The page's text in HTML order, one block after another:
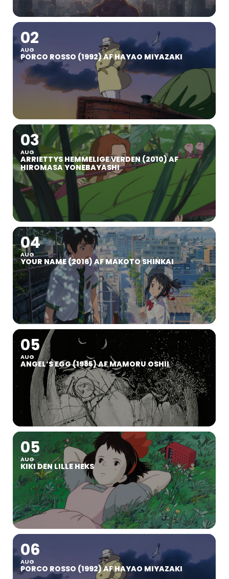
02
AUG
PORCO ROSSO (1992) AF HAYAO MIYAZAKI
03
AUG
ARRIETTYS HEMMELIGE VERDEN (2010) AF
HIROMASA YONEBAYASHI
04
AUG
YOUR NAME (2016) AF MAKOTO SHINKAI
05
AUG
ANGEL’S EGG (1985) AF MAMORU OSHII
05
AUG
KIKI DEN LILLE HEKS
06
AUG
PORCO ROSSO (1992) AF HAYAO MIYAZAKI